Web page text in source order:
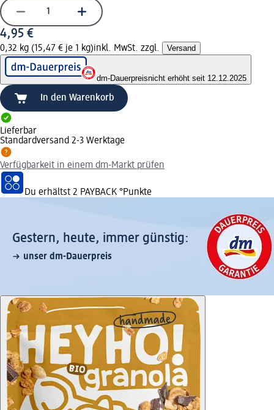
4,95 €
0,32 kg (15,47 € je 1 kg)inkl. MwSt. zzgl. Versand
dm-Dauerpreisnicht erhöht seit 12.12.2025
In den Warenkorb
Lieferbar
Standardversand 2-3 Werktage
Verfügbarkeit in einem dm-Markt prüfen
Du erhältst 2 PAYBACK °Punkte
Gestern, heute, immer günstig:
unser dm-Dauerpreis